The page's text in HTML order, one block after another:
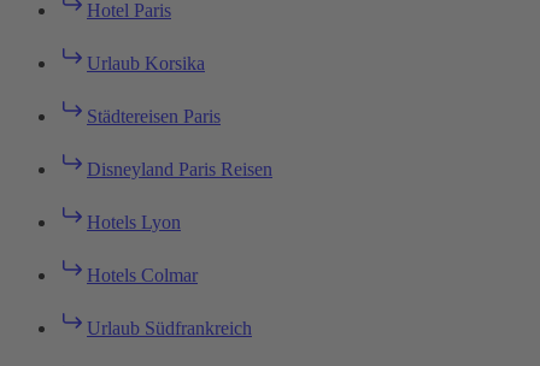
Hotel Paris
Urlaub Korsika
Städtereisen Paris
Disneyland Paris Reisen
Hotels Lyon
Hotels Colmar
Urlaub Südfrankreich